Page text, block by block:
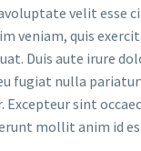
velit esse
veniam, quis
Duis aute irure
fugiat nulla
sint
mollit anim id